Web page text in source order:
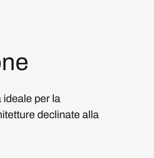
ideale per la
declinate alla